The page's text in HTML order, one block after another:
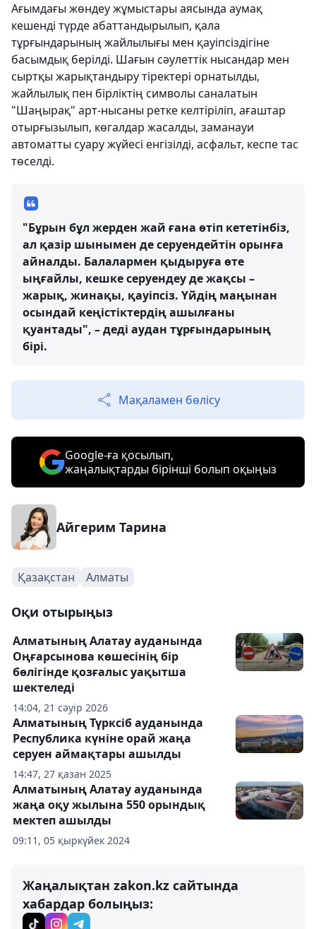
Ағымдағы жөндеу жұмыстары аясында аумақ
кешенді түрде абаттандырылып, қала
тұрғындарының жайлылығы мен қауіпсіздігіне
басымдық берілді. Шағын сәулеттік нысандар мен
сыртқы жарықтандыру тіректері орнатылды,
жайлылық пен бірліктің символы саналатын
"Шаңырақ" арт-нысаны ретке келтіріліп, ағаштар
отырғызылып, көгалдар жасалды, заманауи
автоматты суару жүйесі енгізілді, асфальт, кеспе тас
төселді.
"Бұрын бұл жерден жай ғана өтіп кететінбіз,
ал қазір шынымен де серуендейтін орынға
айналды. Балалармен қыдыруға өте
ыңғайлы, кешке серуендеу де жақсы –
жарық, жинақы, қауіпсіз. Үйдің маңынан
осындай кеңістіктердің ашылғаны
қуантады", – деді аудан тұрғындарының
бірі.
Мақаламен бөлісу
Google-ға қосылып,
жаңалықтарды бірінші болып оқыңыз
Айгерим Тарина
Қазақстан Алматы
Оқи отырыңыз
14:04, 21 сәуір 2026
Алматының Алатау ауданында
Оңғарсынова көшесінің бір
бөлігінде қозғалыс уақытша
шектеледі
14:47, 27 қазан 2025
Алматының Түрксіб ауданында
Республика күніне орай жаңа
серуен аймақтары ашылды
09:11, 05 қыркүйек 2024
Алматының Алатау ауданында
жаңа оқу жылына 550 орындық
мектеп ашылды
Жаңалықтан zakon.kz сайтында
хабардар болыңыз: